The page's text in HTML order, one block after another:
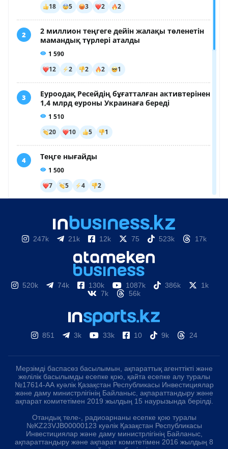
247k 21k 12k 75 523k 17k
520k 74k 130k 1087k 386k
1k
7k
56k
851 3k 33k 10 9k 24
Мерзімді баспасөз басылымын, ақпараттық агенттікті және
желілік басылымды есепке қою, қайта есепке алу туралы
№17614-АА куәлік Қазақстан Республикасы Инвестициялар
және даму министрлігінің Байланыс, ақпараттандыру және
ақпарат комитетімен 2019 жылдың 15 наурызында берілді.
Отандық теле-, радиоарнаны есепке қою туралы
№KZ23VJB00000123 куәлік Қазақстан Республикасы
Инвестициялар және даму министрлігінің Байланыс,
ақпараттандыру және ақпарат комитетімен 2016 жылдың 8